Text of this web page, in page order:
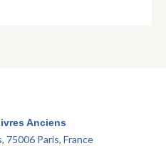
Anciens
75006 Paris, France